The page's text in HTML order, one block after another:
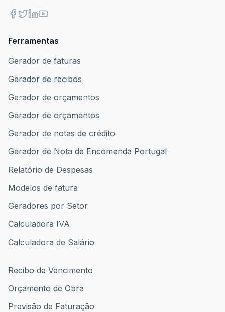
Ferramentas
Gerador de faturas
Gerador de recibos
Gerador de orçamentos
Gerador de orçamentos
Gerador de notas de crédito
Gerador de Nota de Encomenda Portugal
Relatório de Despesas
Modelos de fatura
Geradores por Setor
Calculadora IVA
Calculadora de Salário
Recibo de Vencimento
Orçamento de Obra
Previsão de Faturação